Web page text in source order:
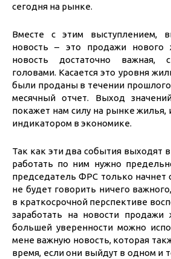
сегодня на рынке.
Вместе с этим выступлением,
новость – это продажи
новость достаточно важная,
головами. Касается это уровня
были проданы в течении прошлого
месячный отчет. Выход
покажет нам силу на рынке жилья,
индикатором в экономике.
Так как эти два события выходят
работать по ним нужно
председатель ФРС только начнет
не будет говорить ничего
в краткосрочной перспективе
заработать на новости
большей уверенности можно
мене важную новость, которая
время, если они выйдут в одном и